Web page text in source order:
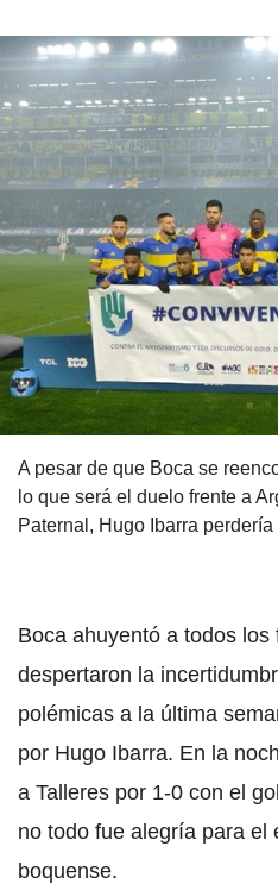
A pesar de que Boca se
lo que será el duelo frente a
Paternal, Hugo Ibarra
Boca ahuyentó a todos los
despertaron la
polémicas a la última
por Hugo Ibarra. En la
a Talleres por 1-0 con el
no todo fue alegría para el
boquense.